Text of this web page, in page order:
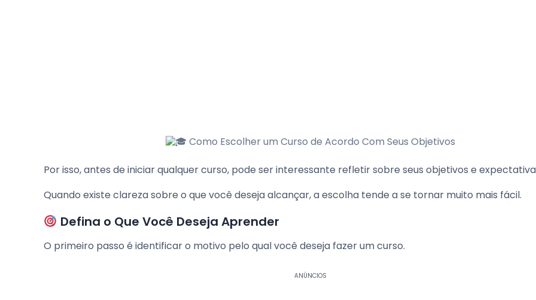
Por isso, antes de iniciar qualquer curso, pode ser interessante refletir sobre seus objetivos e
Quando existe clareza sobre o que você deseja alcançar, a escolha tende a se tornar muito mais fácil.
Defina o Que Você Deseja Aprender
O primeiro passo é identificar o motivo pelo qual você deseja fazer um curso.
ANÚNCIOS